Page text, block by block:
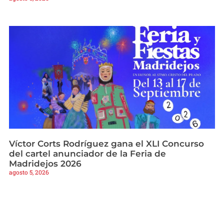
Víctor Corts Rodríguez gana el XLI Concurso
del cartel anunciador de la Feria de
Madridejos 2026
agosto 5, 2026